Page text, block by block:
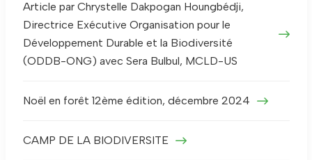
Article par Chrystelle Dakpogan Houngbédji,
Directrice Exécutive Organisation pour le
Développement Durable et la Biodiversité
(ODDB-ONG) avec Sera Bulbul, MCLD-US
Noël en forêt 12ème édition, décembre 2024
CAMP DE LA BIODIVERSITE